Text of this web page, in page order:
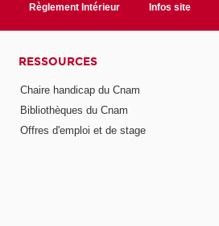
Règlement Intérieur Infos site
RESSOURCES
Chaire handicap du Cnam
Bibliothèques du Cnam
Offres d'emploi et de stage